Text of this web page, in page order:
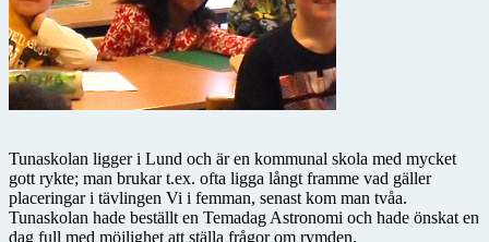
Tunaskolan ligger i Lund och är en kommunal skola med mycket
gott rykte; man brukar t.ex. ofta ligga långt framme vad gäller
placeringar i tävlingen Vi i femman, senast kom man tvåa.
Tunaskolan hade beställt en Temadag Astronomi och hade önskat en
dag full med möjlighet att ställa frågor om rymden.